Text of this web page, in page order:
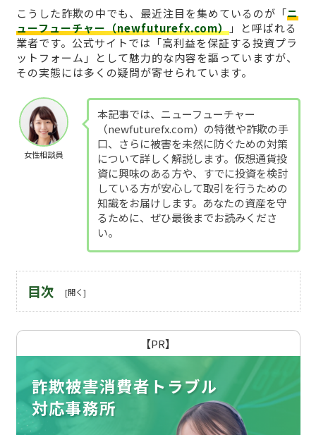
こうした詐欺の中でも、最近注目を集めているのが「ニ
ューフューチャー（newfuturefx.com）」と呼ばれる
業者です。公式サイトでは「高利益を保証する投資プラ
ットフォーム」として魅力的な内容を謳っていますが、
その実態には多くの疑問が寄せられています。
女性相談員
本記事では、ニューフューチャー
（newfuturefx.com）の特徴や詐欺の手
口、さらに被害を未然に防ぐための対策
について詳しく解説します。仮想通貨投
資に興味のある方や、すでに投資を検討
している方が安心して取引を行うための
知識をお届けします。あなたの資産を守
るために、ぜひ最後までお読みくださ
い。
目次
【PR】
詐欺被害消費者トラブル
対応事務所